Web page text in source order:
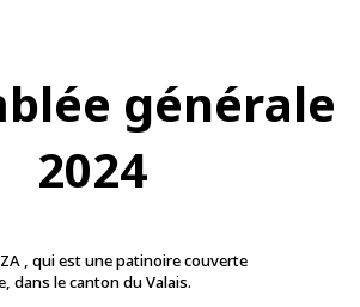
générale
2024
, qui est une patinoire couverte
dans le canton du Valais.